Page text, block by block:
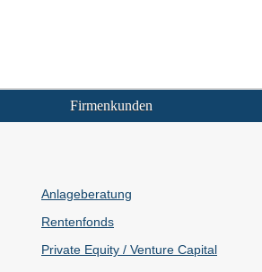
Firmenkunden
Anlageberatung
Rentenfonds
Private Equity / Venture Capital